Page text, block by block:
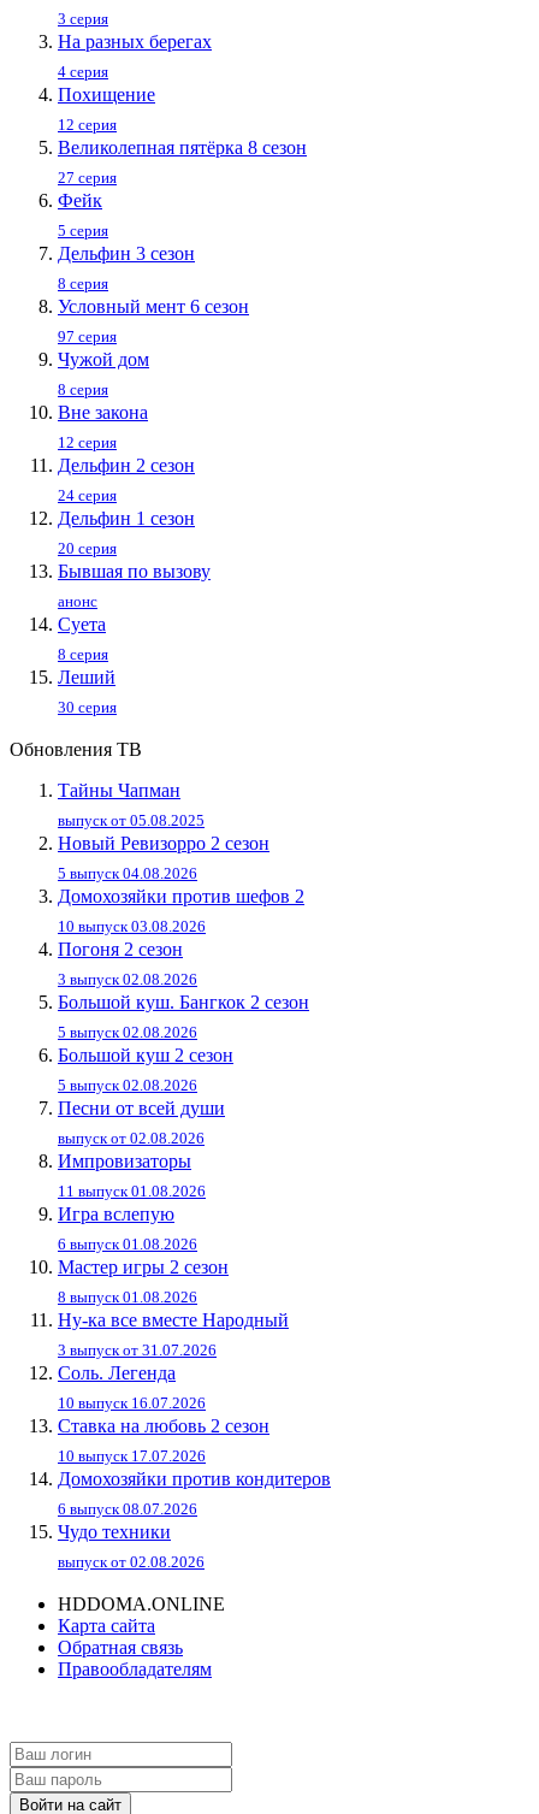
3 серия
На разных берегах
4 серия
Похищение
12 серия
Великолепная пятёрка 8 сезон
27 серия
Фейк
5 серия
Дельфин 3 сезон
8 серия
Условный мент 6 сезон
97 серия
Чужой дом
8 серия
Вне закона
12 серия
Дельфин 2 сезон
24 серия
Дельфин 1 сезон
20 серия
Бывшая по вызову
анонс
Суета
8 серия
Леший
30 серия
Обновления ТВ
Тайны Чапман
выпуск от 05.08.2025
Новый Ревизорро 2 сезон
5 выпуск 04.08.2026
Домохозяйки против шефов 2
10 выпуск 03.08.2026
Погоня 2 сезон
3 выпуск 02.08.2026
Большой куш. Бангкок 2 сезон
5 выпуск 02.08.2026
Большой куш 2 сезон
5 выпуск 02.08.2026
Песни от всей души
выпуск от 02.08.2026
Импровизаторы
11 выпуск 01.08.2026
Игра вслепую
6 выпуск 01.08.2026
Мастер игры 2 сезон
8 выпуск 01.08.2026
Ну-ка все вместе Народный
3 выпуск от 31.07.2026
Соль. Легенда
10 выпуск 16.07.2026
Ставка на любовь 2 сезон
10 выпуск 17.07.2026
Домохозяйки против кондитеров
6 выпуск 08.07.2026
Чудо техники
выпуск от 02.08.2026
HDDOMA.ONLINE
Карта сайта
Обратная связь
Правообладателям
Войти на сайт